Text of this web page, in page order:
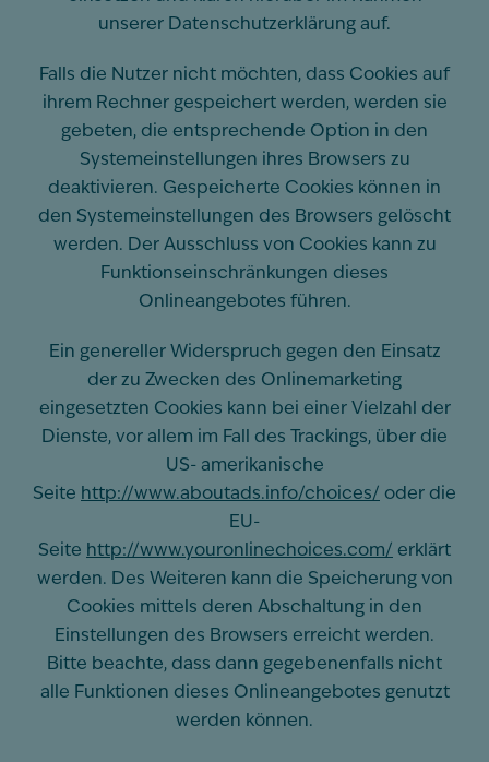
unserer Datenschutzerklärung auf.
Falls die Nutzer nicht möchten, dass Cookies auf
ihrem Rechner gespeichert werden, werden sie
gebeten, die entsprechende Option in den
Systemeinstellungen ihres Browsers zu
deaktivieren. Gespeicherte Cookies können in
den Systemeinstellungen des Browsers gelöscht
werden. Der Ausschluss von Cookies kann zu
Funktionseinschränkungen dieses
Onlineangebotes führen.
Ein genereller Widerspruch gegen den Einsatz
der zu Zwecken des Onlinemarketing
eingesetzten Cookies kann bei einer Vielzahl der
Dienste, vor allem im Fall des Trackings, über die
US- amerikanische
Seite http://www.aboutads.info/choices/ oder die
EU-
Seite http://www.youronlinechoices.com/ erklärt
werden. Des Weiteren kann die Speicherung von
Cookies mittels deren Abschaltung in den
Einstellungen des Browsers erreicht werden.
Bitte beachte, dass dann gegebenenfalls nicht
alle Funktionen dieses Onlineangebotes genutzt
werden können.